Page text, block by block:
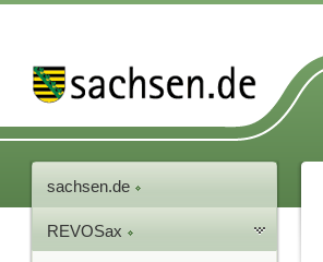
sachsen.de
REVOSax